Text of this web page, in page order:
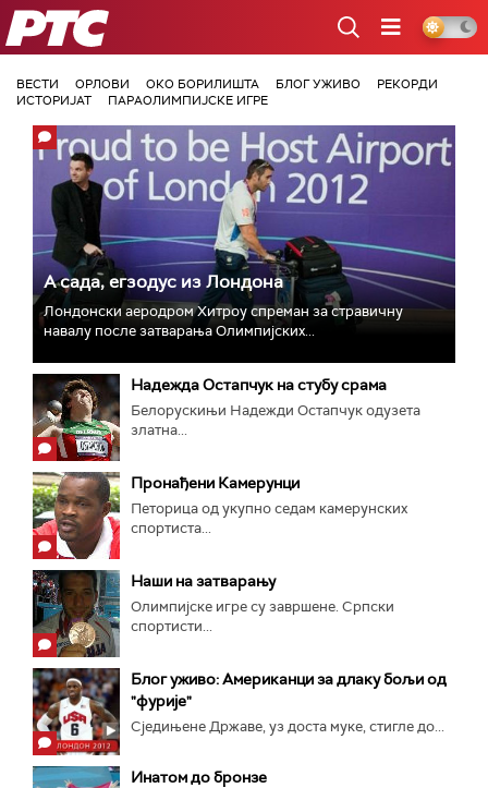
РТС
ВЕСТИ ОРЛОВИ ОКО БОРИЛИШТА БЛОГ УЖИВО
РЕКОРДИ
ИСТОРИЈАТ
ПАРАОЛИМПИЈСКЕ ИГРЕ
А сада, егзодус из Лондона
Лондонски аеродром Хитроу спреман за стравичну
навалу после затварања Олимпијских...
Надежда Остапчук на стубу срама
Белорускињи Надежди Остапчук одузета
златна...
Пронађени Камерунци
Петорица од укупно седам камерунских
спортиста...
Наши на затварању
Олимпијске игре су завршене. Српски
спортисти...
Блог уживо: Американци за длаку бољи од
"фурије"
Сједињене Државе, уз доста муке, стигле до...
Инатом до бронзе